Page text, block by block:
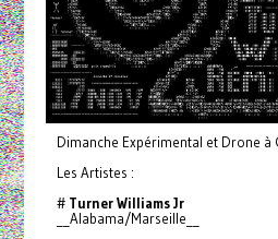
Dimanche Expérimental et Drone à
Les Artistes :
# Turner Williams Jr
__Alabama/Marseille__